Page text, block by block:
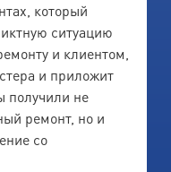
который
ситуацию
и клиентом,
и приложит
получили не
ремонт, но и
со